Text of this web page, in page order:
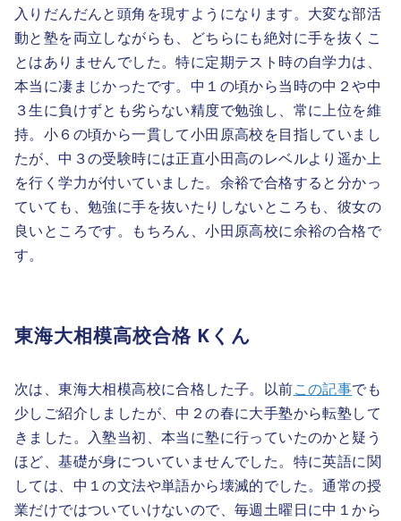
入りだんだんと頭角を現すようになります。大変な部活
動と塾を両立しながらも、どちらにも絶対に手を抜くこ
とはありませんでした。特に定期テスト時の自学力は、
本当に凄まじかったです。中１の頃から当時の中２や中
３生に負けずとも劣らない精度で勉強し、常に上位を維
持。小６の頃から一貫して小田原高校を目指していまし
たが、中３の受験時には正直小田高のレベルより遥か上
を行く学力が付いていました。余裕で合格すると分かっ
ていても、勉強に手を抜いたりしないところも、彼女の
良いところです。もちろん、小田原高校に余裕の合格で
す。
東海大相模高校合格 Kくん
次は、東海大相模高校に合格した子。以前この記事でも
少しご紹介しましたが、中２の春に大手塾から転塾して
きました。入塾当初、本当に塾に行っていたのかと疑う
ほど、基礎が身についていませんでした。特に英語に関
しては、中１の文法や単語から壊滅的でした。通常の授
業だけではついていけないので、毎週土曜日に中１から